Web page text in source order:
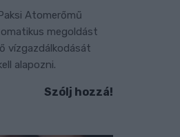
Atomerőmű
megoldást
vízgazdálkodását
alapozni.
Szólj hozzá!